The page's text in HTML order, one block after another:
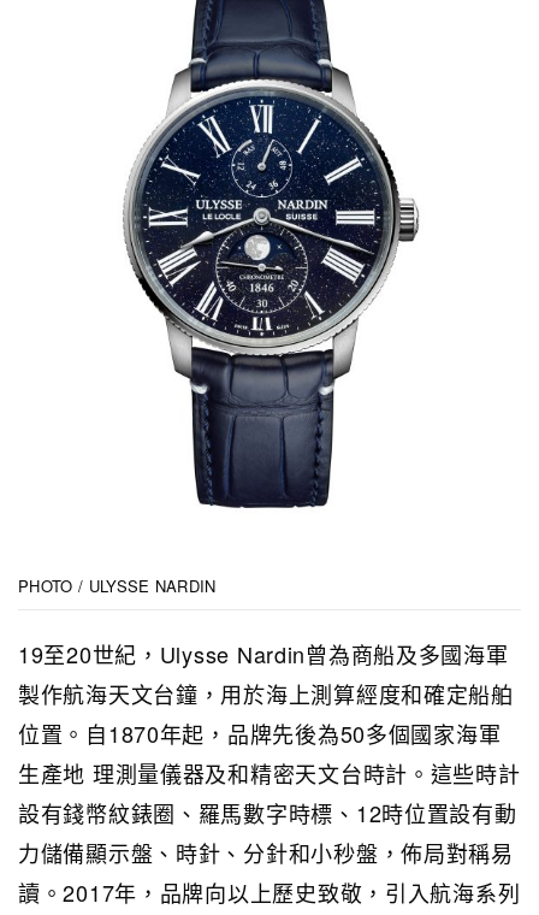
PHOTO / ULYSSE NARDIN
19至20世紀，Ulysse Nardin曾為商船及多國海軍
製作航海天文台鐘，用於海上測算經度和確定船舶
位置。自1870年起，品牌先後為50多個國家海軍
生產地 理測量儀器及和精密天文台時計。這些時計
設有錢幣紋錶圈、羅馬數字時標、12時位置設有動
力儲備顯示盤、時針、分針和小秒盤，佈局對稱易
讀。2017年，品牌向以上歷史致敬，引入航海系列